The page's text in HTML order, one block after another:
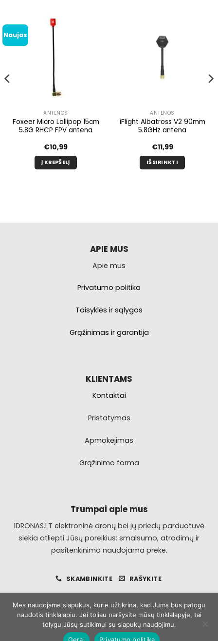
Naujas
ANTENOS
Foxeer Micro Lollipop 15cm
5.8G RHCP FPV antena
€10,99
Į KREPŠELĮ
ANTENOS
iFlight Albatross V2 90mm
5.8GHz antena
€11,99
IŠSIRINKTI
APIE MUS
Apie mus
Privatumo politika
Taisyklės ir sąlygos
Grąžinimas ir garantija
KLIENTAMS
Kontaktai
Pristatymas
Apmokėjimas
Grąžinimo forma
Trumpai apie mus
1DRONAS.LT elektroninė dronų bei jų priedų parduotuvė
siekia atliepti Jūsų poreikius: smalsumo, atradimų ir
pasitenkinimo naudojama preke.
SKAMBINKITE RAŠYKITE
Visa MasterCard
Bank
Transfer
Mes naudojame slapukus, kurie užtikrina, kad Jums bus patogu
naudotis tinklalapiu. Jei toliau naršysite mūsų tinklalapyje, tai
tolygu Jūsų sutikimui su slapukų naudojimu.